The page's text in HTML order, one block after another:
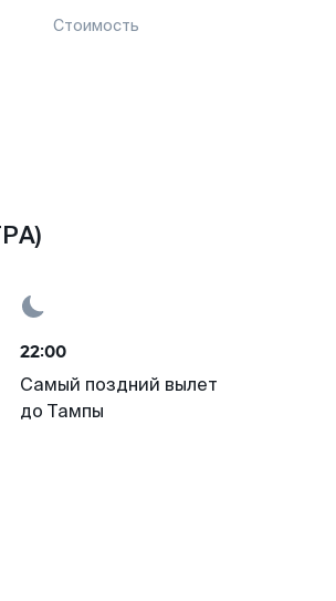
Стоимость
22:00
Самый поздний вылет
до Тампы